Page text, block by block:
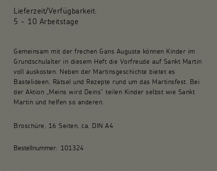
Über uns
Kunsthandwerk und Geschenke
Gemeinsam mit der frechen Gans Auguste können Kinder im
Grundschulalter in diesem Heft die Vorfreude auf Sankt Martin
voll auskosten. Neben der Martinsgeschichte bietet es
Bastelideen, Rätsel und Rezepte rund um das Martinsfest. Bei
der Aktion „Meins wird Deins“ teilen Kinder selbst wie Sankt
Martin und helfen so anderen.
Broschüre, 16 Seiten, ca. DIN A4
Bestellnummer: 101324
Lieferzeit/Verfügbarkeit:
5 - 10 Arbeitstage